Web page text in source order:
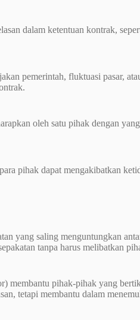
dalam ketentuan kontrak,
pemerintah, fluktuasi pasar,
oleh satu pihak dengan
pihak dapat mengakibatkan
yang saling menguntungkan
tanpa harus melibatkan
membantu pihak-pihak yang
tetapi membantu dalam